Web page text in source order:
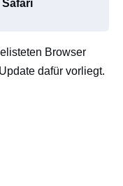
Safari
Browser
dafür vorliegt.